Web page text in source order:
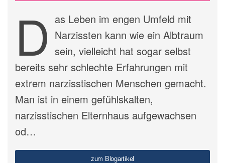
D as Leben im engen Umfeld mit
Narzissten kann wie ein Albtraum
sein, vielleicht hat sogar selbst
bereits sehr schlechte Erfahrungen mit
extrem narzisstischen Menschen gemacht.
Man ist in einem gefühlskalten,
narzisstischen Elternhaus aufgewachsen
od…
zum Blogartikel